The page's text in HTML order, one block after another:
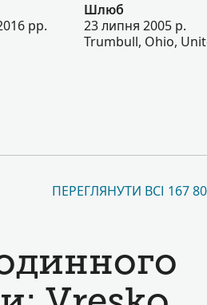
рр.
Шлюб
23 липня 2005 р.
Trumbull, Ohio,
ПЕРЕГЛЯНУТИ ВСІ 167